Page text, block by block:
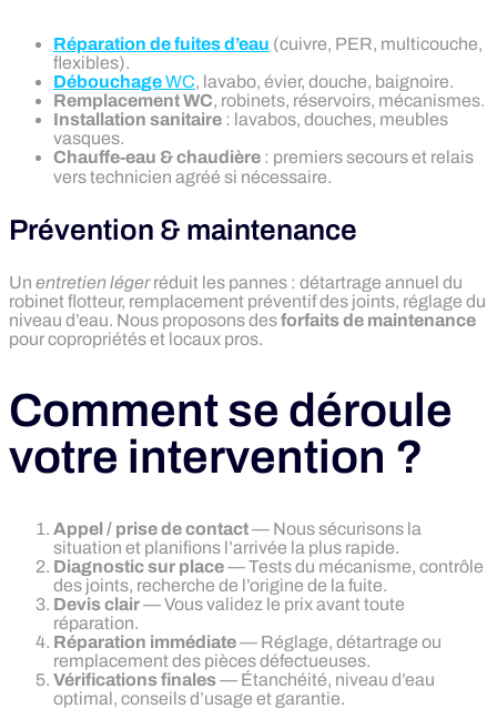
Réparation de fuites d’eau (cuivre, PER, multicouche,
flexibles).
DébouchageWC, lavabo, évier, douche, baignoire.
Remplacement WC, robinets, réservoirs, mécanismes.
Installation sanitaire : lavabos, douches, meubles
vasques.
Chauffe‑eau & chaudière : premiers secours et relais
vers technicien agréé si nécessaire.
Prévention & maintenance
Un entretien légerréduit les pannes : détartrage annuel du
robinet flotteur, remplacement préventif des joints, réglage du
niveau d’eau. Nous proposons desforfaits de maintenance
pour copropriétés et locaux pros.
Comment se déroule
votre intervention ?
Appel / prise de contact— Nous sécurisons la
situation et planifions l’arrivée la plus rapide.
Diagnostic sur place— Tests du mécanisme, contrôle
des joints, recherche de l’origine de la fuite.
Devis clair— Vous validez le prix avant toute
réparation.
Réparation immédiate— Réglage, détartrage ou
remplacement des pièces défectueuses.
Vérifications finales— Étanchéité, niveau d’eau
optimal, conseils d’usage et garantie.